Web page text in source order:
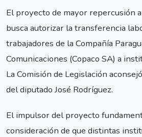
El proyecto de mayor repercusión
busca autorizar la transferencia
trabajadores de la Compañía
Comunicaciones (Copaco SA) a
La Comisión de Legislación
del diputado José Rodríguez.
El impulsor del proyecto
consideración de que distintas